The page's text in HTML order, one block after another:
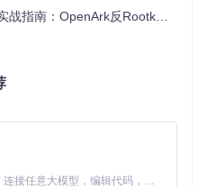
助用户全面掌握系统状态：
等
的DLL模块，检查模块基址、
使用率、内存占用、进程数、
OpenArk反Rootkit工具全方位应用
Claude Code 的开源替代方案。连接任意大模型，编辑代码，运行命令，自动验证 — 全自动执行。用 Rust 构建，极致性能。 ｜ An open-source alternative to Claude Code. Connect any LLM, edit code, run commands, and verify changes — autonomously. Built in Rust for speed. Get Started